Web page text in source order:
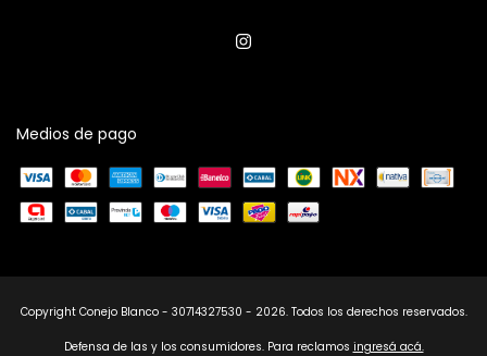
Medios de pago
Copyright Conejo Blanco - 30714327530 - 2026. Todos los derechos reservados.
Defensa de las y los consumidores. Para reclamos ingresá acá.